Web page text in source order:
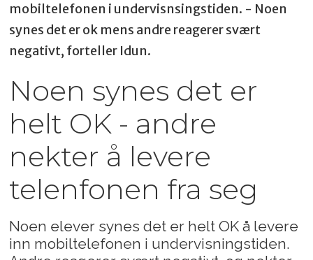
mobiltelefonen i undervisnsingstiden. - Noen
synes det er ok mens andre reagerer svært
negativt, forteller Idun.
Noen synes det er
helt OK - andre
nekter å levere
telenfonen fra seg
Noen elever synes det er helt OK å levere
inn mobiltelefonen i undervisningstiden.